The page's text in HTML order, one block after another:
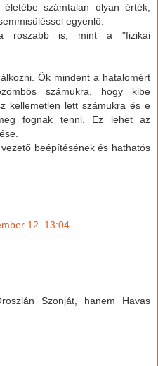
számtalan olyan érték,
egyenlő.
roszabb is, mint a "fizikai
Ők mindent a hatalomért
számukra, hogy kibe
kellemetlen lett számukra és e
fognak tenni. Ez lehet az
beépítésének és hathatós
12. 13:04
Szonját, hanem Havas